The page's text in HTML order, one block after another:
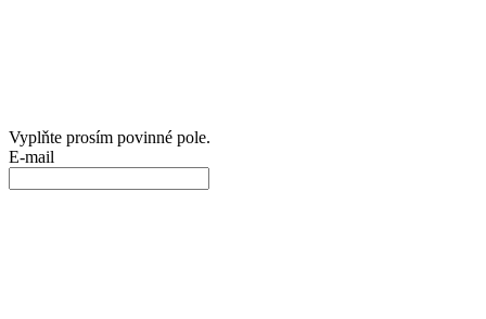
Vyplňte prosím povinné pole.
E-mail